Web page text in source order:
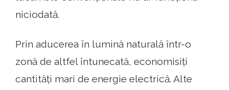
niciodată.
Prin aducerea în lumină naturală într-o
zonă de altfel întunecată, economisiți
cantități mari de energie electrică. Alte